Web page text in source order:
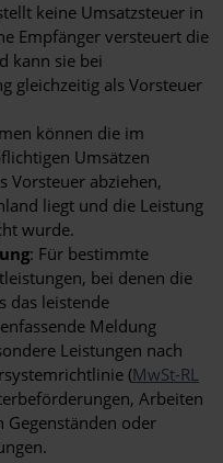
keine Umsatzsteuer in
Empfänger versteuert die
kann sie bei
gleichzeitig als Vorsteuer
können die im
Umsätzen
Vorsteuer abziehen,
liegt und die Leistung
wurde.
: Für bestimmte
bei denen die
das leistende
Meldung
Leistungen nach
(MwSt-RL
Arbeiten
Gegenständen oder